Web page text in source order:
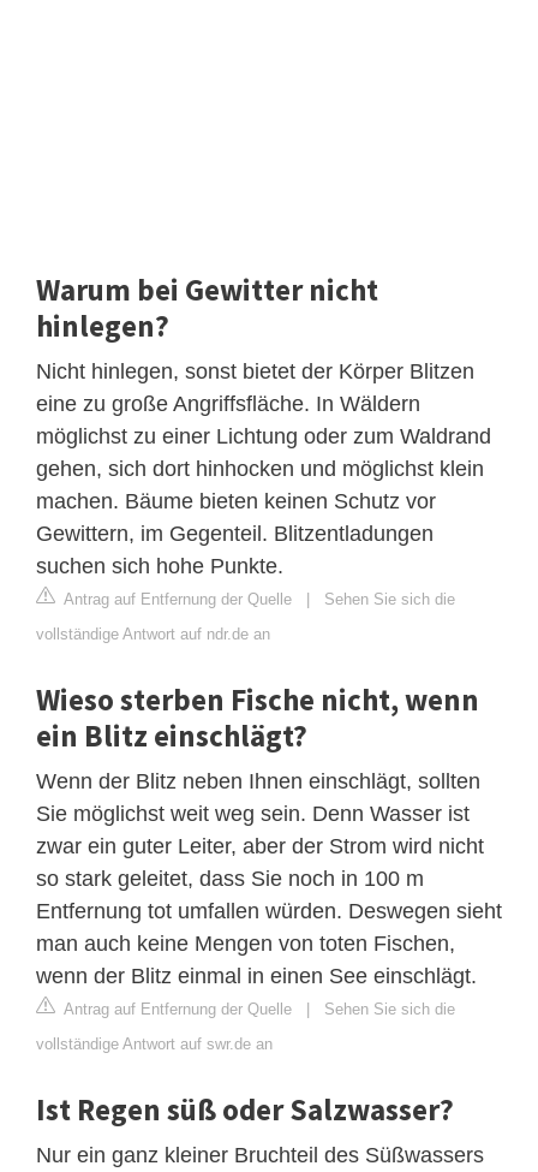
Warum bei Gewitter nicht
hinlegen?
Nicht hinlegen, sonst bietet der Körper Blitzen
eine zu große Angriffsfläche. In Wäldern
möglichst zu einer Lichtung oder zum Waldrand
gehen, sich dort hinhocken und möglichst klein
machen. Bäume bieten keinen Schutz vor
Gewittern, im Gegenteil. Blitzentladungen
suchen sich hohe Punkte.
Antrag auf Entfernung der Quelle | Sehen Sie sich die
vollständige Antwort auf ndr.de an
Wieso sterben Fische nicht, wenn
ein Blitz einschlägt?
Wenn der Blitz neben Ihnen einschlägt, sollten
Sie möglichst weit weg sein. Denn Wasser ist
zwar ein guter Leiter, aber der Strom wird nicht
so stark geleitet, dass Sie noch in 100 m
Entfernung tot umfallen würden. Deswegen sieht
man auch keine Mengen von toten Fischen,
wenn der Blitz einmal in einen See einschlägt.
Antrag auf Entfernung der Quelle | Sehen Sie sich die
vollständige Antwort auf swr.de an
Ist Regen süß oder Salzwasser?
Nur ein ganz kleiner Bruchteil des Süßwassers